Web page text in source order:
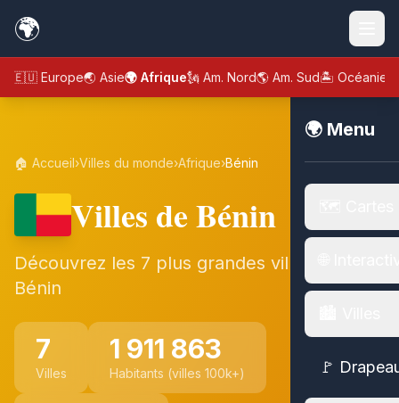
🌍
🇪🇺 Europe🌏 Asie🌍 Afrique🗽 Am. Nord🌎 Am. Sud🏝️ Océanie
🌍 Menu
🚩
🏠 Accueil›Villes du monde›Afrique›Bénin
Villes de Bénin
Découvrez les 7 plus grandes villes de
Bénin
7
Villes
1 911 863
Habitants (villes 100k+)